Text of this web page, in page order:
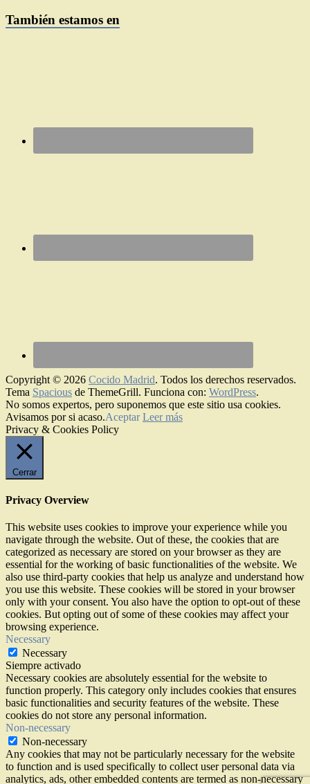
También estamos en
Copyright © 2026 Cocido Madrid. Todos los derechos reservados.
Tema Spacious de ThemeGrill. Funciona con: WordPress.
No somos expertos, pero suponemos que este sitio usa cookies.
Avisamos por si acaso.Aceptar Leer más
Privacy & Cookies Policy
Cerrar
Privacy Overview
This website uses cookies to improve your experience while you
navigate through the website. Out of these, the cookies that are
categorized as necessary are stored on your browser as they are
essential for the working of basic functionalities of the website. We
also use third-party cookies that help us analyze and understand how
you use this website. These cookies will be stored in your browser
only with your consent. You also have the option to opt-out of these
cookies. But opting out of some of these cookies may affect your
browsing experience.
Necessary
Necessary
Siempre activado
Necessary cookies are absolutely essential for the website to
function properly. This category only includes cookies that ensures
basic functionalities and security features of the website. These
cookies do not store any personal information.
Non-necessary
Non-necessary
Any cookies that may not be particularly necessary for the website
to function and is used specifically to collect user personal data via
analytics, ads, other embedded contents are termed as non-necessary